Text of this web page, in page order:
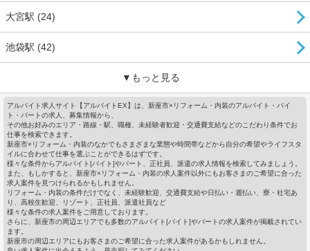
大宮駅 (24)
池袋駅 (42)
▼もっと見る
アルバイト求人サイト【アルバイトEX】は、新座市×リフォーム・内装のアルバイト・バイ
ト・パートの求人、募集情報から、
その他お好みのエリア・路線・駅、職種、未経験者歓迎・交通費支給などのこだわり条件でお
仕事を検索できます。
新座市×リフォーム・内装のなかでもさまざまな業態や時間帯などから自分の希望やライフスタ
イルに合わせて仕事を選ぶことができるはずです。
様々な条件からアルバイト[バイト]やパート、正社員、派遣の求人情報を検索してみましょう。
また、もしかすると、新座市×リフォーム・内装の求人案件以外にもお客さまのご希望に合った
求人案件を見つけられるかもしれません。
リフォーム・内装の条件だけでなく、未経験歓迎、交通費支給や日払い・週払い、寮・社宅あ
り、高校生歓迎、リゾート、正社員、派遣社員など
様々な条件の求人案件をご用意しております。
さらに、新座市の周辺エリアでも多数のアルバイト[バイト]やパートの求人案件が掲載されてい
ます。
新座市の周辺エリアにもお客さまのご希望に合った求人案件があるかもしれません。